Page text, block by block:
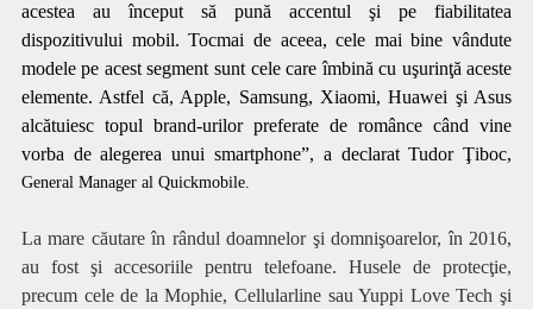
acestea au început să pună accentul şi pe fiabilitatea
dispozitivului mobil. Tocmai de aceea, cele mai bine vândute
modele pe acest segment sunt cele care îmbină cu uşurinţă aceste
elemente. Astfel că, Apple, Samsung, Xiaomi, Huawei şi Asus
alcătuiesc topul brand-urilor preferate de românce când vine
vorba de alegerea unui smartphone”, a declarat Tudor Ţiboc,
General Manager al Quickmobile.
La mare căutare în rândul doamnelor şi domnişoarelor, în 2016,
au fost şi accesoriile pentru telefoane. Husele de protecţie,
precum cele de la Mophie, Cellularline sau Yuppi Love Tech şi